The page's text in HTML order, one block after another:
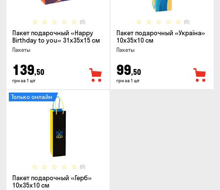
(0)
Пакет подарочный «Happy
Birthday to you» 31x35x15 cм
Пакеты
139,50
грн за 1 шт
(0)
Пакет подарочный «Україна»
10x35x10 см
Пакеты
99,50
грн за 1 шт
(0)
Только онлайн
Пакет подарочный «Герб»
10x35x10 см